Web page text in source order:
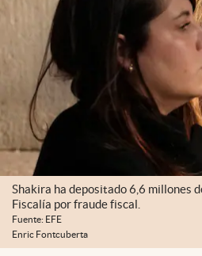
Shakira ha depositado 6,6 millones
Fiscalía por fraude fiscal.
Fuente: EFE
Enric Fontcuberta